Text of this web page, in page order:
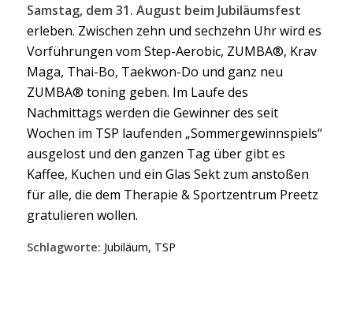
Samstag, dem 31. August beim Jubiläumsfest
erleben. Zwischen zehn und sechzehn Uhr wird es
Vorführungen vom Step-Aerobic, ZUMBA®, Krav
Maga, Thai-Bo, Taekwon-Do und ganz neu
ZUMBA® toning geben. Im Laufe des
Nachmittags werden die Gewinner des seit
Wochen im TSP laufenden „Sommergewinnspiels“
ausgelost und den ganzen Tag über gibt es
Kaffee, Kuchen und ein Glas Sekt zum anstoßen
für alle, die dem Therapie & Sportzentrum Preetz
gratulieren wollen.
Schlagworte: Jubiläum, TSP